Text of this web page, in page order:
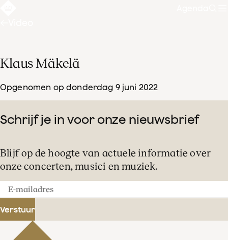
Klaus Mäkelä
Opgenomen op donderdag 9 juni 2022
Schrijf je in voor onze nieuwsbrief
Blijf op de hoogte van actuele informatie over
onze concerten, musici en muziek.
E-
mailadres
Verstuur